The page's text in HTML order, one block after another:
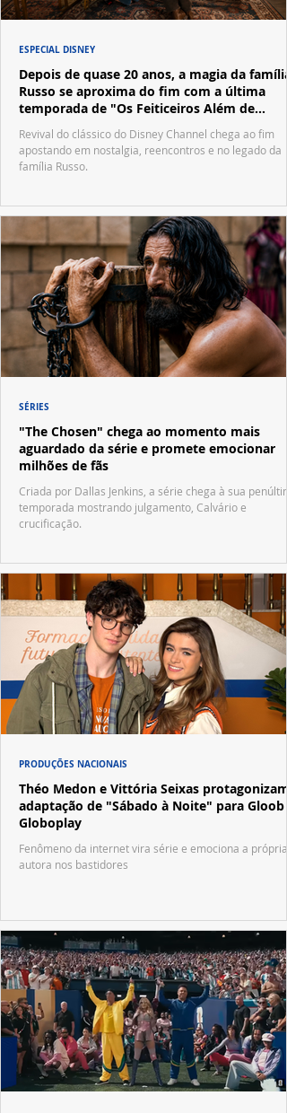
Depois de quase 20 anos, a magia da família
Russo se aproxima do fim com a última
temporada de "Os Feiticeiros Além de
Waverly Place"
Revival do clássico do Disney Channel chega ao fim
apostando em nostalgia, reencontros e no legado da
família Russo.
ESPECIAL DISNEY
"The Chosen" chega ao momento mais
aguardado da série e promete emocionar
milhões de fãs
Criada por Dallas Jenkins, a série chega à sua
temporada mostrando julgamento, Calvário e
crucificação.
SÉRIES
Théo Medon e Vittória Seixas protagonizam
adaptação de "Sábado à Noite" para Gloob e
Globoplay
Fenômeno da internet vira série e emociona a própria
autora nos bastidores
PRODUÇÕES NACIONAIS